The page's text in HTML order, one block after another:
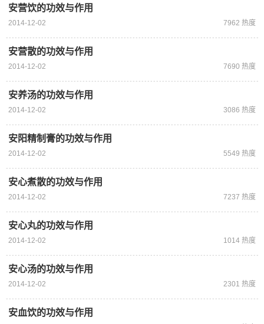
安营饮的功效与作用
2014-12-02 7962 热度
安营散的功效与作用
2014-12-02 7690 热度
安养汤的功效与作用
2014-12-02 3086 热度
安阳精制膏的功效与作用
2014-12-02 5549 热度
安心煮散的功效与作用
2014-12-02 7237 热度
安心丸的功效与作用
2014-12-02 1014 热度
安心汤的功效与作用
2014-12-02 2301 热度
安血饮的功效与作用